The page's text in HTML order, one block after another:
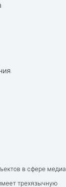
в сфере медиа
трехязычную